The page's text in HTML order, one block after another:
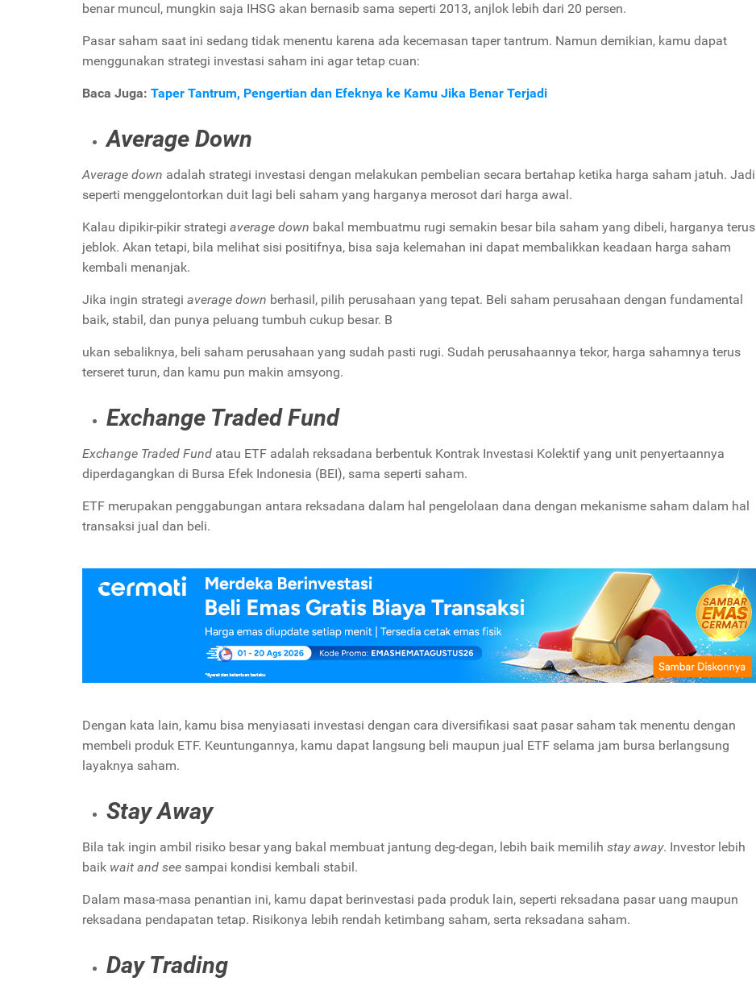
benar muncul, mungkin saja IHSG akan bernasib sama seperti 2013, anjlok lebih dari 20 persen.
Pasar saham saat ini sedang tidak menentu karena ada kecemasan taper tantrum. Namun demikian, kamu dapat
menggunakan strategi investasi saham ini agar tetap cuan:
Baca Juga: Taper Tantrum, Pengertian dan Efeknya ke Kamu Jika Benar Terjadi
Average Down
Average down adalah strategi investasi dengan melakukan pembelian secara bertahap ketika harga saham jatuh. Jadi
seperti menggelontorkan duit lagi beli saham yang harganya merosot dari harga awal.
Kalau dipikir-pikir strategi average down bakal membuatmu rugi semakin besar bila saham yang dibeli, harganya terus
jeblok. Akan tetapi, bila melihat sisi positifnya, bisa saja kelemahan ini dapat membalikkan keadaan harga saham
kembali menanjak.
Jika ingin strategi average down berhasil, pilih perusahaan yang tepat. Beli saham perusahaan dengan fundamental
baik, stabil, dan punya peluang tumbuh cukup besar. B
ukan sebaliknya, beli saham perusahaan yang sudah pasti rugi. Sudah perusahaannya tekor, harga sahamnya terus
terseret turun, dan kamu pun makin amsyong.
Exchange Traded Fund
Exchange Traded Fund atau ETF adalah reksadana berbentuk Kontrak Investasi Kolektif yang unit penyertaannya
diperdagangkan di Bursa Efek Indonesia (BEI), sama seperti saham.
ETF merupakan penggabungan antara reksadana dalam hal pengelolaan dana dengan mekanisme saham dalam hal
transaksi jual dan beli.
Dengan kata lain, kamu bisa menyiasati investasi dengan cara diversifikasi saat pasar saham tak menentu dengan
membeli produk ETF. Keuntungannya, kamu dapat langsung beli maupun jual ETF selama jam bursa berlangsung
layaknya saham.
Stay Away
Bila tak ingin ambil risiko besar yang bakal membuat jantung deg-degan, lebih baik memilih stay away. Investor lebih
baik wait and see sampai kondisi kembali stabil.
Dalam masa-masa penantian ini, kamu dapat berinvestasi pada produk lain, seperti reksadana pasar uang maupun
reksadana pendapatan tetap. Risikonya lebih rendah ketimbang saham, serta reksadana saham.
Day Trading